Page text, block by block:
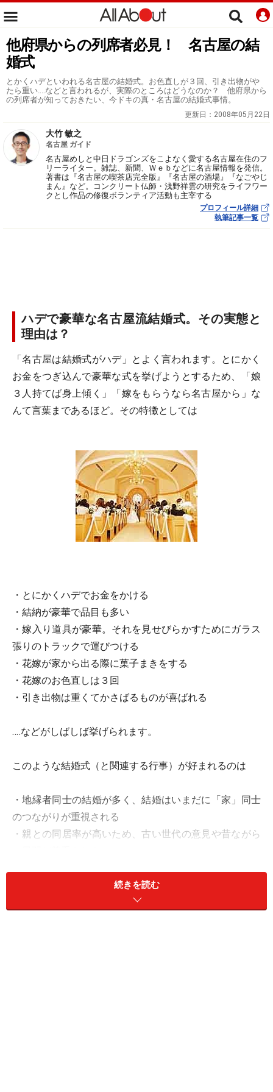
他府県からの列席者必見！ 名古屋の結
婚式
とかくハデといわれる名古屋の結婚式。お色直しが３回、引き出物がや
たら重い‥‥などと言われるが、実際のところはどうなのか？ 他府県から
の列席者が知っておきたい、今ドキの真・名古屋の結婚式事情。
更新日： 2008年05月22日
大竹 敏之
名古屋 ガイド
名古屋めしと中日ドラゴンズをこよなく愛する名古屋在住のフ
リーライター。雑誌、新聞、Ｗｅｂなどに名古屋情報を発信。
著書は『名古屋の喫茶店完全版』『名古屋の酒場』『なごやじ
まん』など。コンクリート仏師・浅野祥雲の研究をライフワー
クとし作品の修復ボランティア活動も主宰する
プロフィール詳細
執筆記事一覧
ハデで豪華な名古屋流結婚式。その実態と
理由は？
「名古屋は結婚式がハデ」とよく言われます。とにかく
お金をつぎ込んで豪華な式を挙げようとするため、「娘
３人持てば身上傾く」「嫁をもらうなら名古屋から」な
んて言葉まであるほど。その特徴としては
・とにかくハデでお金をかける
・結納が豪華で品目も多い
・嫁入り道具が豪華。それを見せびらかすためにガラス
張りのトラックで運びつける
・花嫁が家から出る際に菓子まきをする
・花嫁のお色直しは３回
・引き出物は重くてかさばるものが喜ばれる
‥‥などがしばしば挙げられます。
このような結婚式（と関連する行事）が好まれるのは
・地縁者同士の結婚が多く、結婚はいまだに「家」同士
のつながりが重視される
・親との同居率が高いため、古い世代の意見や昔ながら
・金シャチに代表されるように、ハデ好きで見栄っ張り
続きを読む